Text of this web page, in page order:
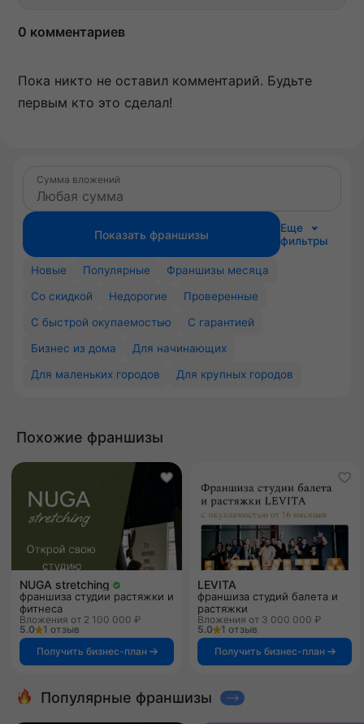
0 комментариев
Пока никто не оставил комментарий. Будьте
первым кто это сделал!
Сумма вложений
Показать франшизы
Еще
фильтры
Новые Популярные
Франшизы месяца
Со скидкой
Недорогие
Проверенные
С быстрой окупаемостью
С гарантией
Бизнес из дома
Для начинающих
Для маленьких городов
Для крупных городов
Похожие франшизы
NUGA stretching
франшиза студии растяжки и
фитнеса
Вложения от 2 100 000 ₽
5.0
1 отзыв
Получить бизнес-план
LEVITA
франшиза студий балета и
растяжки
Вложения от 3 000 000 ₽
5.0
1 отзыв
Получить бизнес-план
Популярные франшизы